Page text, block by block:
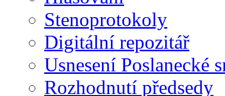
Stenoprotokoly
Digitální repozitář
Usnesení Poslanecké
Rozhodnutí předsedy